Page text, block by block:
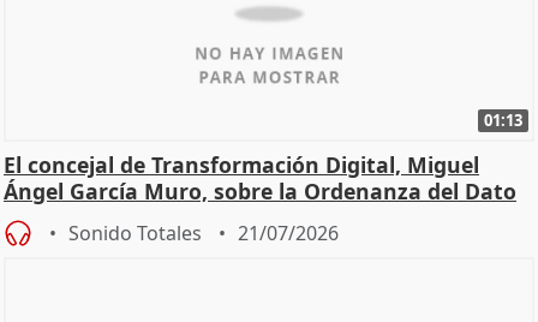
01:13
El concejal de Transformación Digital, Miguel
Ángel García Muro, sobre la Ordenanza del Dato
Sonido Totales 21/07/2026